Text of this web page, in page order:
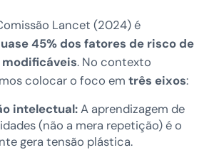
Lancet (2024) é
45% dos fatores de risco de
. No contexto
colocar o foco em três eixos:
intelectual:A aprendizagem de
(não a mera repetição) é o
gera tensão plástica.